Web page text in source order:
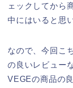
ェックしてから
中にはいると思
なので、今回こ
の良いレビュー
VEGEの商品の